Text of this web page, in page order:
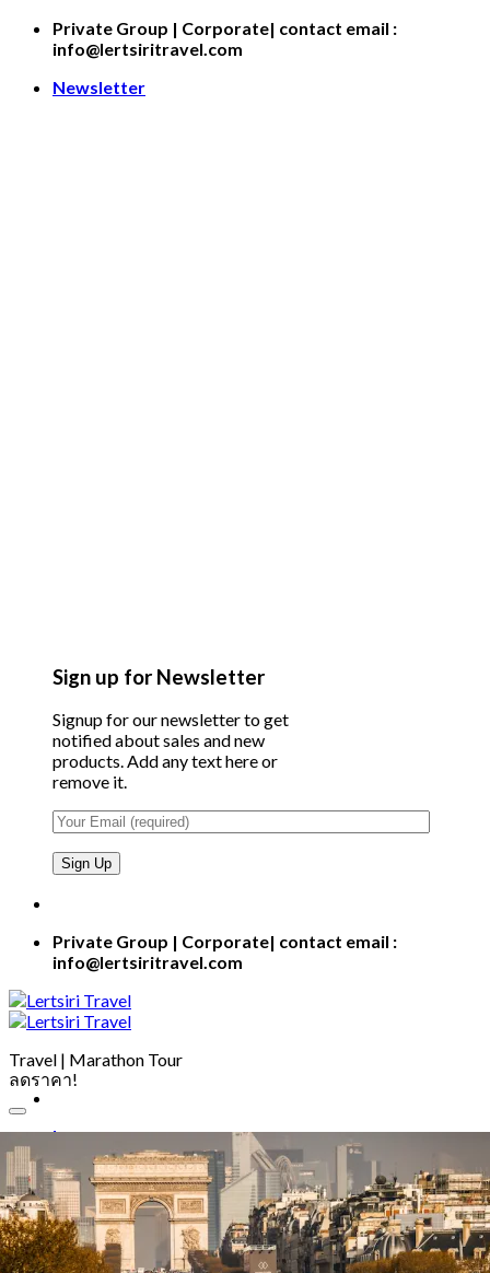
Skip
Private Group | Corporate| contact email :
info@lertsiritravel.com
Newsletter
Sign up for Newsletter
Signup for our newsletter to get
notified about sales and new
products. Add any text here or
remove it.
Private Group | Corporate| contact email :
info@lertsiritravel.com
Travel | Marathon Tour
home
about
Marathon Tour
City Tour
Photo
My account
contact
ลดราคา!